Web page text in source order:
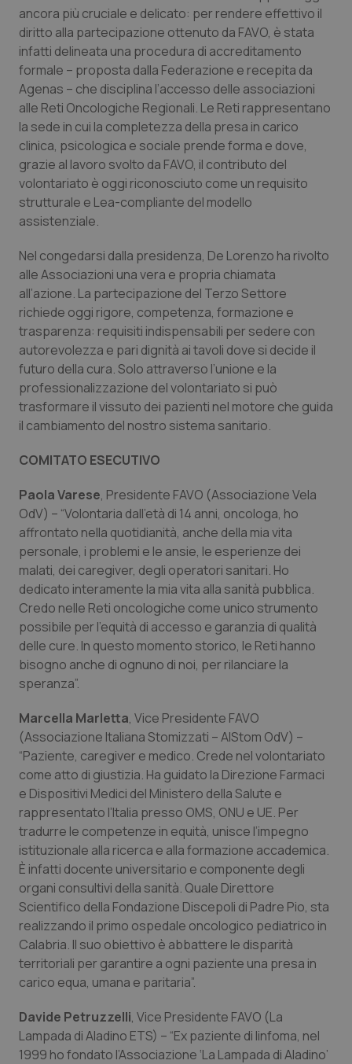
ancora più cruciale e delicato: per rendere effettivo il
diritto alla partecipazione ottenuto da FAVO, è stata
infatti delineata una procedura di accreditamento
formale – proposta dalla Federazione e recepita da
Agenas – che disciplina l’accesso delle associazioni
alle Reti Oncologiche Regionali. Le Reti rappresentano
la sede in cui la completezza della presa in carico
clinica, psicologica e sociale prende forma e dove,
grazie al lavoro svolto da FAVO, il contributo del
volontariato è oggi riconosciuto come un requisito
strutturale e Lea-compliante del modello
assistenziale.
Nel congedarsi dalla presidenza, De Lorenzo ha rivolto
alle Associazioni una vera e propria chiamata
all’azione. La partecipazione del Terzo Settore
richiede oggi rigore, competenza, formazione e
trasparenza: requisiti indispensabili per sedere con
autorevolezza e pari dignità ai tavoli dove si decide il
futuro della cura. Solo attraverso l’unione e la
professionalizzazione del volontariato si può
trasformare il vissuto dei pazienti nel motore che guida
il cambiamento del nostro sistema sanitario.
COMITATO ESECUTIVO
Paola Varese, Presidente FAVO (Associazione Vela
OdV) – “Volontaria dall’età di 14 anni, oncologa, ho
affrontato nella quotidianità, anche della mia vita
personale, i problemi e le ansie, le esperienze dei
malati, dei caregiver, degli operatori sanitari. Ho
dedicato interamente la mia vita alla sanità pubblica.
Credo nelle Reti oncologiche come unico strumento
possibile per l’equità di accesso e garanzia di qualità
delle cure. In questo momento storico, le Reti hanno
bisogno anche di ognuno di noi, per rilanciare la
speranza”.
Marcella Marletta, Vice Presidente FAVO
(Associazione Italiana Stomizzati – AIStom OdV) –
“Paziente, caregiver e medico. Crede nel volontariato
come atto di giustizia. Ha guidato la Direzione Farmaci
e Dispositivi Medici del Ministero della Salute e
rappresentato l’Italia presso OMS, ONU e UE. Per
tradurre le competenze in equità, unisce l’impegno
istituzionale alla ricerca e alla formazione accademica.
È infatti docente universitario e componente degli
organi consultivi della sanità. Quale Direttore
Scientifico della Fondazione Discepoli di Padre Pio, sta
realizzando il primo ospedale oncologico pediatrico in
Calabria. Il suo obiettivo è abbattere le disparità
territoriali per garantire a ogni paziente una presa in
carico equa, umana e paritaria”.
Davide Petruzzelli, Vice Presidente FAVO (La
Lampada di Aladino ETS) – “Ex paziente di linfoma, nel
1999 ho fondato l’Associazione ‘La Lampada di Aladino’